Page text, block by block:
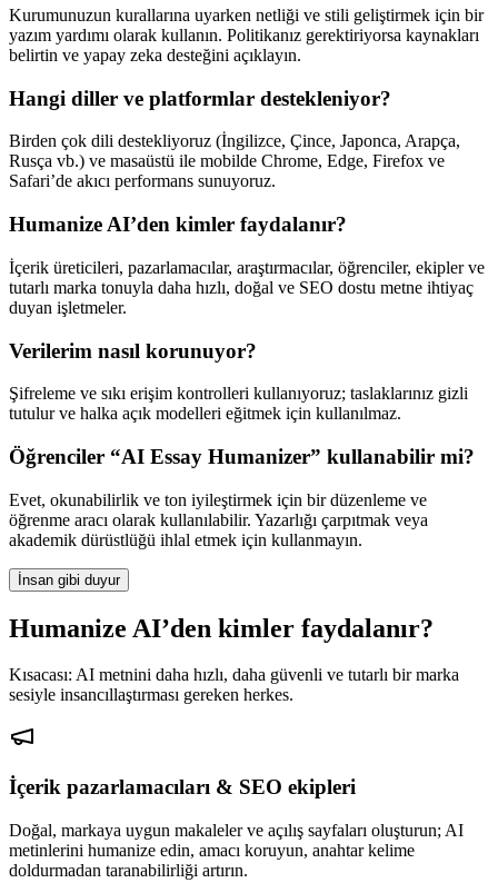
Kurumunuzun kurallarına uyarken netliği ve stili geliştirmek için bir
yazım yardımı olarak kullanın. Politikanız gerektiriyorsa kaynakları
belirtin ve yapay zeka desteğini açıklayın.
Hangi diller ve platformlar destekleniyor?
Birden çok dili destekliyoruz (İngilizce, Çince, Japonca, Arapça,
Rusça vb.) ve masaüstü ile mobilde Chrome, Edge, Firefox ve
Safari’de akıcı performans sunuyoruz.
Humanize AI’den kimler faydalanır?
İçerik üreticileri, pazarlamacılar, araştırmacılar, öğrenciler, ekipler ve
tutarlı marka tonuyla daha hızlı, doğal ve SEO dostu metne ihtiyaç
duyan işletmeler.
Verilerim nasıl korunuyor?
Şifreleme ve sıkı erişim kontrolleri kullanıyoruz; taslaklarınız gizli
tutulur ve halka açık modelleri eğitmek için kullanılmaz.
Öğrenciler “AI Essay Humanizer” kullanabilir mi?
Evet, okunabilirlik ve ton iyileştirmek için bir düzenleme ve
öğrenme aracı olarak kullanılabilir. Yazarlığı çarpıtmak veya
akademik dürüstlüğü ihlal etmek için kullanmayın.
İnsan gibi duyur
Humanize AI’den kimler faydalanır?
Kısacası: AI metnini daha hızlı, daha güvenli ve tutarlı bir marka
sesiyle insancıllaştırması gereken herkes.
İçerik pazarlamacıları & SEO ekipleri
Doğal, markaya uygun makaleler ve açılış sayfaları oluşturun; AI
metinlerini humanize edin, amacı koruyun, anahtar kelime
doldurmadan taranabilirliği artırın.